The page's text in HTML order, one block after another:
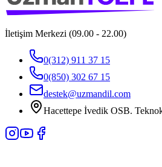
İletişim Merkezi (09.00 - 22.00)
0(312) 911 37 15
0(850) 302 67 15
destek@uzmandil.com
Hacettepe İvedik OSB.